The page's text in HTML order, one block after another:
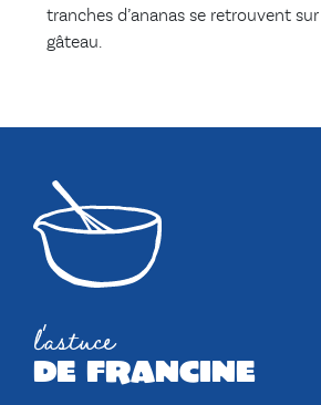
tranches d’ananas se retrouvent
gâteau.
l'astuce
de francine